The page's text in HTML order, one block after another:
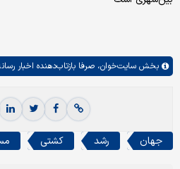
بخش سایت‌خوان، صرفا بازتاب‌دهنده اخبار
جهان رشد کشتی